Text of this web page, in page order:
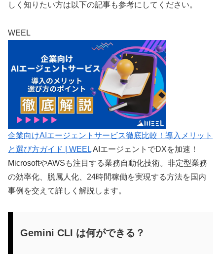
しく知りたい方は以下の記事も参考にしてください。
WEEL
企業向けAIエージェントサービス徹底比較！導入メリット
と選び方ガイド | WEELAIエージェントでDXを加速！
MicrosoftやAWSも注目する業務自動化技術。非定型業務
の効率化、脱属人化、24時間稼働を実現する方法を国内
事例を交えて詳しく解説します。
Gemini CLI は何ができる？